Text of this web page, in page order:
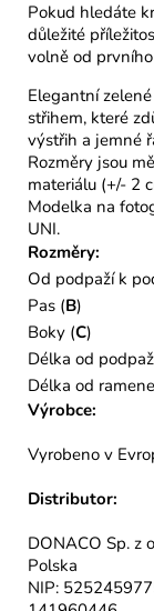
Pokud hledáte
důležité
volně od
Elegantní
střihem, které
výstřih a jemné
Rozměry jsou
materiálu (+/- 2
Modelka na
UNI.
Rozměry:
Od podpaží k
Pas (B)
Boky (C)
Délka od
Délka od
Výrobce:
Vyrobeno v
Distributor:
DONACO Sp. z
Polska
NIP: